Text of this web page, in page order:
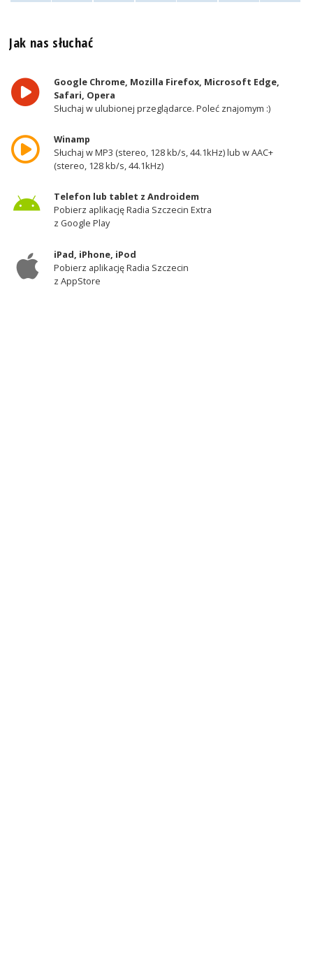
Jak nas słuchać
Google Chrome, Mozilla Firefox, Microsoft Edge,
Safari, Opera
Słuchaj w ulubionej przeglądarce. Poleć znajomym :)
Winamp
Słuchaj w MP3 (stereo, 128 kb/s, 44.1kHz) lub w AAC+
(stereo, 128 kb/s, 44.1kHz)
Telefon lub tablet z Androidem
Pobierz aplikację Radia Szczecin Extra
z Google Play
iPad, iPhone, iPod
Pobierz aplikację Radia Szczecin
z AppStore